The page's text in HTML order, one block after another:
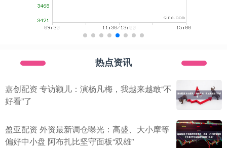
热点资讯
嘉创配资 专访颖儿：演杨凡梅，我越来越敢“不
好看”了
盈亚配资 外资最新调仓曝光：高盛、大小摩等
偏好中小盘 阿布扎比坚守面板“双雄”